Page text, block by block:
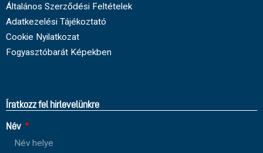
Általános Szerződési Feltételek
Adatkezelési Tájékoztató
Cookie Nyilatkozat
Fogyasztóbarát Képekben
Íratkozz fel hirlevelünkre
Név